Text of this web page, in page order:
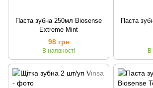
Паста зубна 250мл Biosense
Extreme Mint
98 грн
В наявності
Паста
В